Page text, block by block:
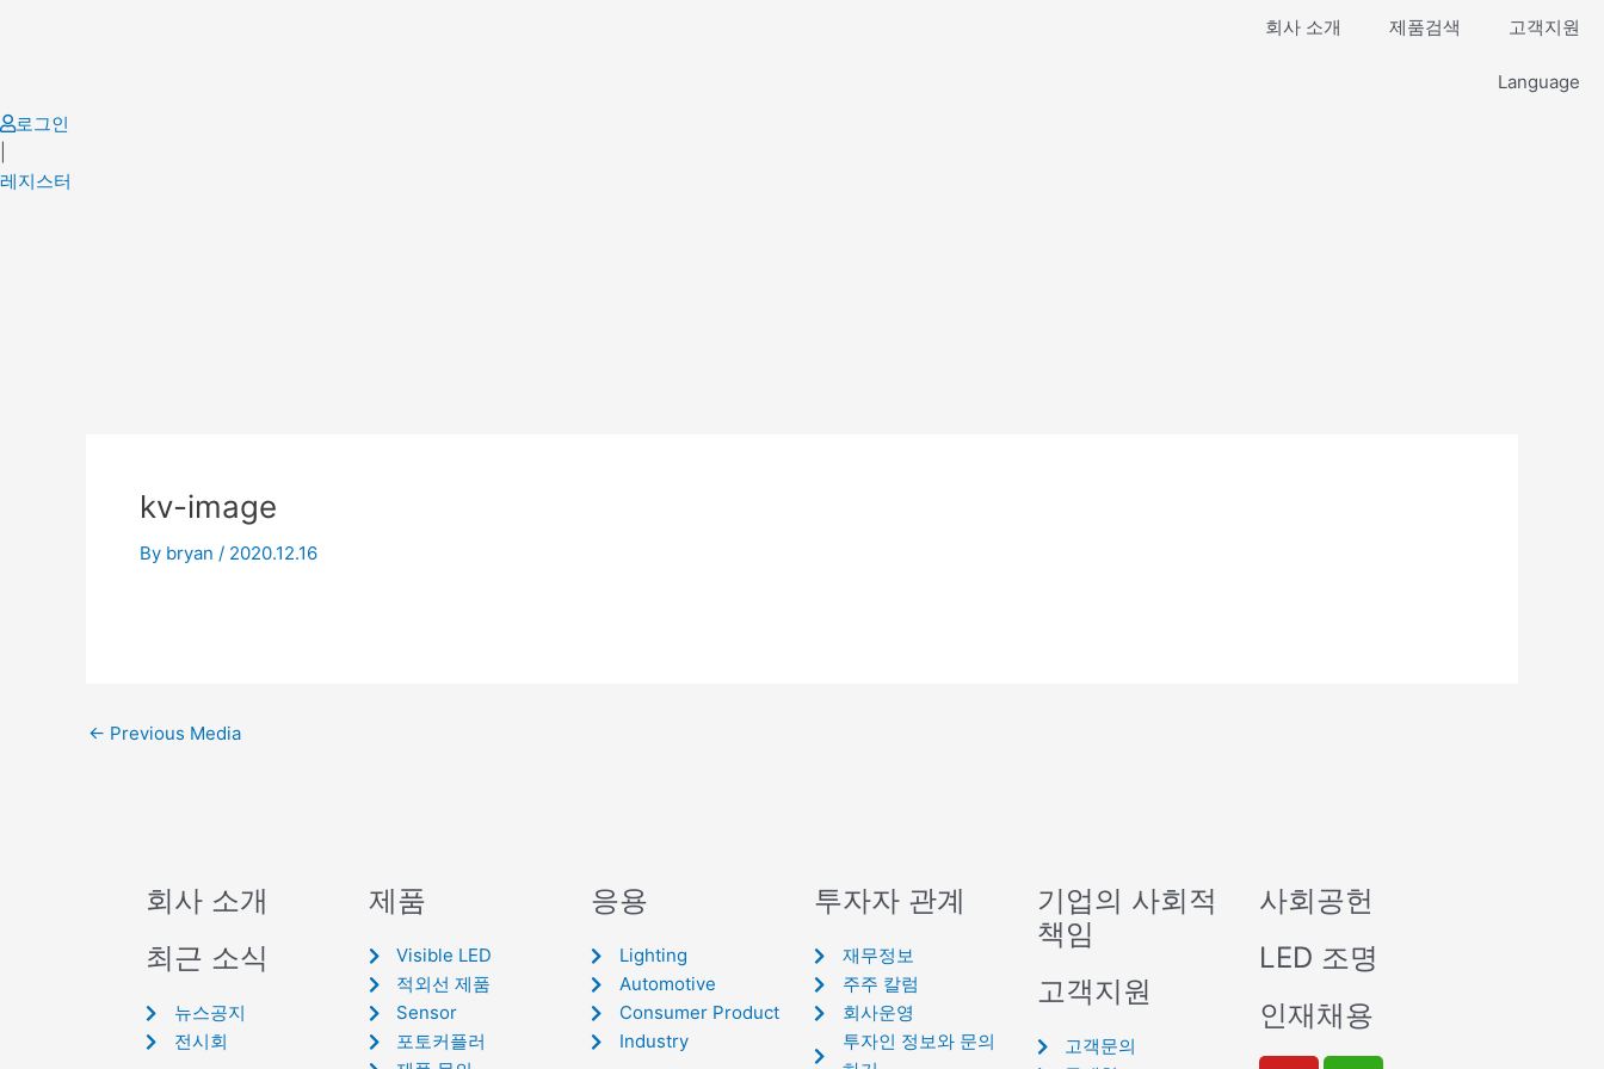
회사 소개 제품검색 고객지원
Language
로그인
레지스터
kv-image
By bryan / 2020.12.16
← Previous Media
회사 소개
최근 소식
뉴스공지
전시회
제품
Visible LED
적외선 제품
Sensor
포토커플러
응용
Lighting
Automotive
Consumer Product
Industry
투자자 관계
재무정보
주주 칼럼
회사운영
투자인 정보와 문의
기업의 사회적
책임
고객지원
고객문의
사회공헌
LED 조명
인재채용